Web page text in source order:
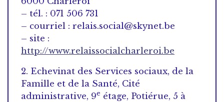
– tél. : 071 506 731
– courriel : relais.social@skynet.be
– site :
http://www.relaissocialcharleroi.be
2. Echevinat des Services sociaux, de la
Famille et de la Santé, Cité
administrative, 9e étage, Potiérue, 5 à